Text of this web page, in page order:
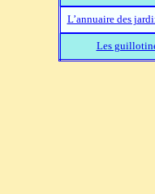
L’annuaire des
Les